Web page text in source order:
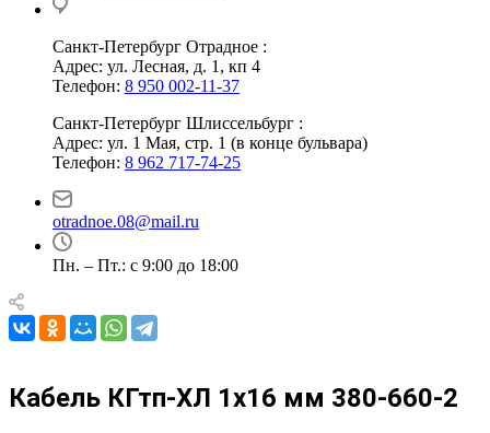
Санкт-Петербург Отрадное :
Адрес: ул. Лесная, д. 1, кп 4
Телефон: 8 950 002-11-37
Санкт-Петербург Шлиссельбург :
Адрес: ул. 1 Мая, стр. 1 (в конце бульвара)
Телефон: 8 962 717-74-25
otradnoe.08@mail.ru
Пн. – Пт.: с 9:00 до 18:00
Кабель КГтп-ХЛ 1х16 мм 380-660-2